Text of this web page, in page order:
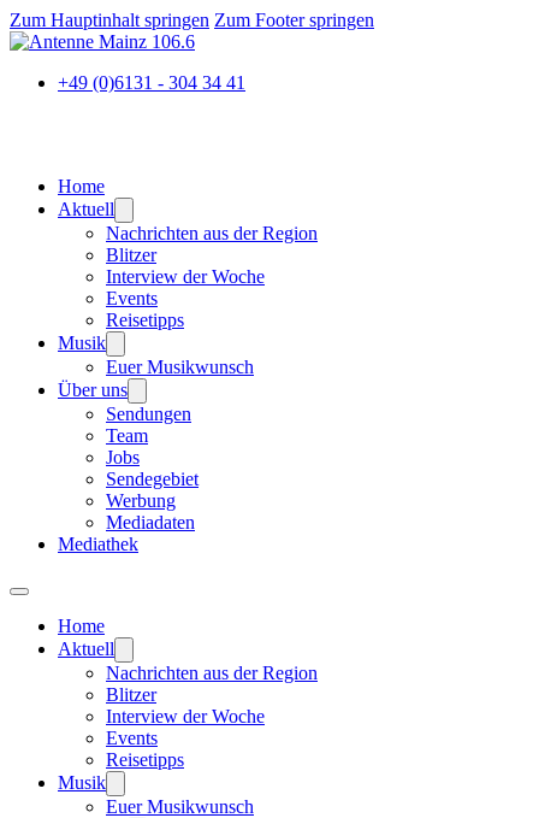
Zum Hauptinhalt springen Zum Footer springen
+49 (0)6131 - 304 34 41
Home
Aktuell
Nachrichten aus der Region
Blitzer
Interview der Woche
Events
Reisetipps
Musik
Euer Musikwunsch
Über uns
Sendungen
Team
Jobs
Sendegebiet
Werbung
Mediadaten
Mediathek
Home
Aktuell
Nachrichten aus der Region
Blitzer
Interview der Woche
Events
Reisetipps
Musik
Euer Musikwunsch